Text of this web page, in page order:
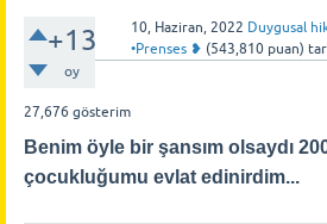
+13
oy
27,676 gösterim
10, Haziran, 2022 Duygusal
•Prenses ❥ (543,810 puan)
Benim öyle bir şansım olsaydı
çocukluğumu evlat edinirdim...